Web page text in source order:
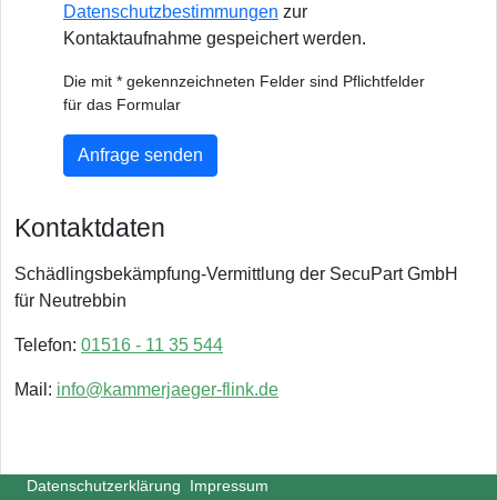
Datenschutzbestimmungen zur
Kontaktaufnahme gespeichert werden.
Die mit * gekennzeichneten Felder sind Pflichtfelder
für das Formular
Anfrage senden
Kontaktdaten
Schädlingsbekämpfung-Vermittlung der SecuPart GmbH
für Neutrebbin
Telefon: 01516 - 11 35 544
Mail: info@kammerjaeger-flink.de
Datenschutzerklärung Impressum